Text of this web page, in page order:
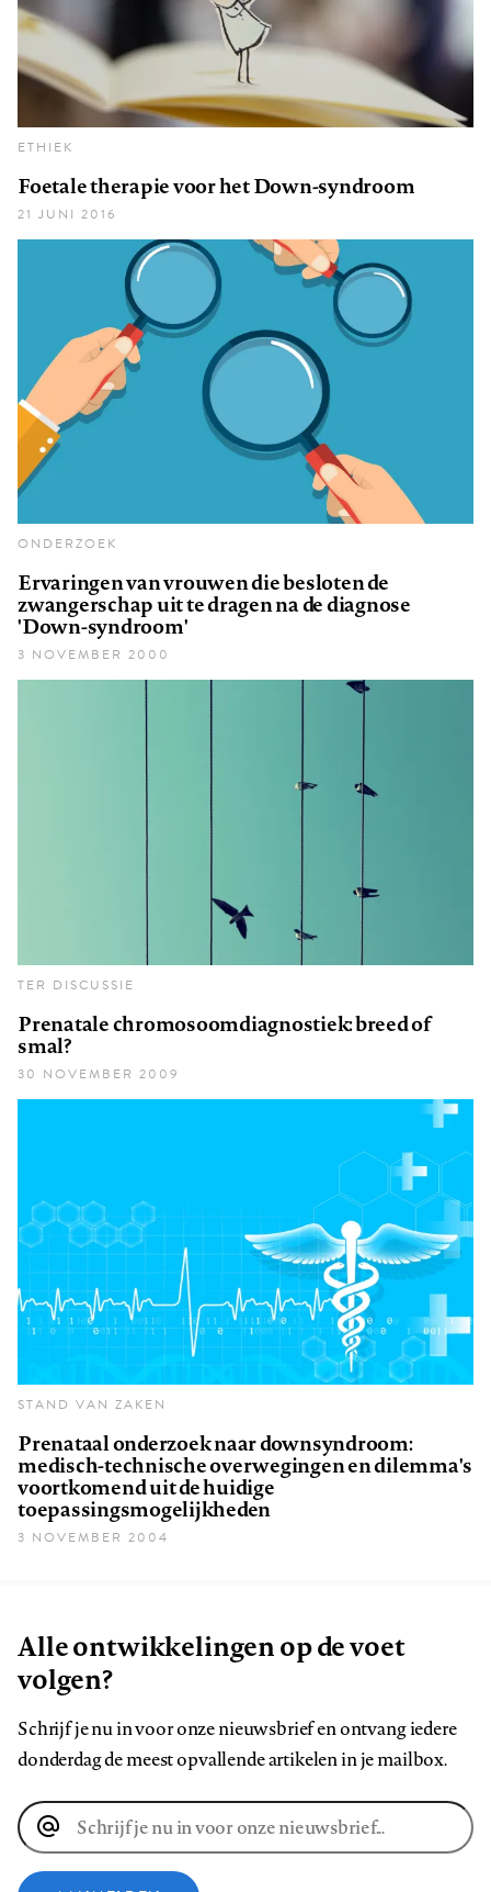
ETHIEK
Foetale therapie voor het Down-syndroom
21 JUNI 2016
ONDERZOEK
Ervaringen van vrouwen die besloten de
zwangerschap uit te dragen na de diagnose
'Down-syndroom'
3 NOVEMBER 2000
TER DISCUSSIE
Prenatale chromosoomdiagnostiek: breed of
smal?
30 NOVEMBER 2009
STAND VAN ZAKEN
Prenataal onderzoek naar downsyndroom:
medisch-technische overwegingen en dilemma's
voortkomend uit de huidige
toepassingsmogelijkheden
3 NOVEMBER 2004
Alle ontwikkelingen op de voet
volgen?
Schrijf je nu in voor onze nieuwsbrief en ontvang iedere
donderdag de meest opvallende artikelen in je mailbox.
E-
mailadres